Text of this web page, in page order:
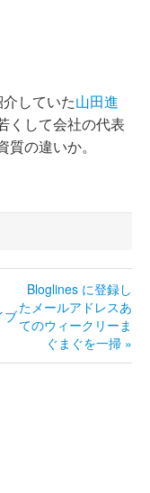
していた山田進
くして会社の代表
の違いか。
ブ
Bloglines に登録し
たメールアドレスあ
てのウィークリーま
ぐまぐを一掃 »